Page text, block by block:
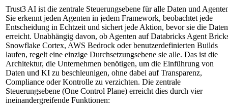
Trust3 AI ist die zentrale Steuerungsebene für alle Daten und
Sie erkennt jeden Agenten in jedem Framework, beobachtet jede
Entscheidung in Echtzeit und sichert jede Aktion, bevor sie die Daten
erreicht. Unabhängig davon, ob Agenten auf Databricks Agent
Snowflake Cortex, AWS Bedrock oder benutzerdefinierten Builds
laufen, regelt eine einzige Durchsetzungsebene sie alle. Das ist die
Architektur, die Unternehmen benötigen, um die Einführung von
Daten und KI zu beschleunigen, ohne dabei auf Transparenz,
Compliance oder Kontrolle zu verzichten. Die zentrale
Steuerungsebene (One Control Plane) erreicht dies durch vier
ineinandergreifende Funktionen: